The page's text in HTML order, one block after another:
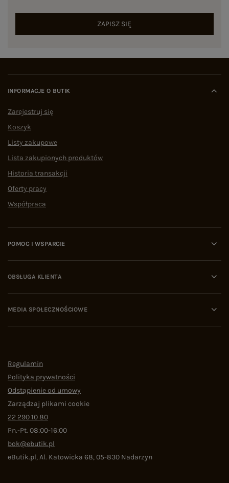
ZAPISZ SIĘ
INFORMACJE O BUTIK
Zarejestruj się
Koszyk
Listy zakupowe
Lista zakupionych produktów
Historia transakcji
Oferty pracy
Współpraca
POMOC I WSPARCIE
OBSŁUGA KLIENTA
MEDIA SPOŁECZNOŚCIOWE
Regulamin
Polityka prywatności
Odstąpienie od umowy
Zarządzaj plikami cookie
22 290 10 80
Pn.-Pt. 08:00-16:00
bok@ebutik.pl
eButik.pl,Al. Katowicka 68,05-830 Nadarzyn